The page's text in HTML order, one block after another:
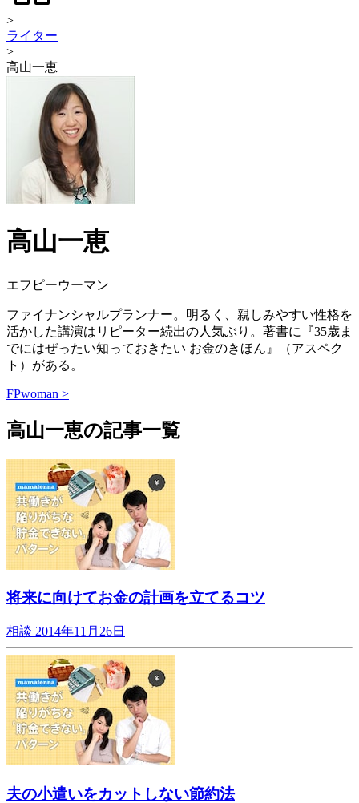
>
ライター
>
高山一恵
高山一恵
エフピーウーマン
ファイナンシャルプランナー。明るく、親しみやすい性格を
活かした講演はリピーター続出の人気ぶり。著書に『35歳ま
でにはぜったい知っておきたい お金のきほん』（アスペク
ト）がある。
FPwoman >
高山一恵の記事一覧
将来に向けてお金の計画を立てるコツ
相談 2014年11月26日
夫の小遣いをカットしない節約法